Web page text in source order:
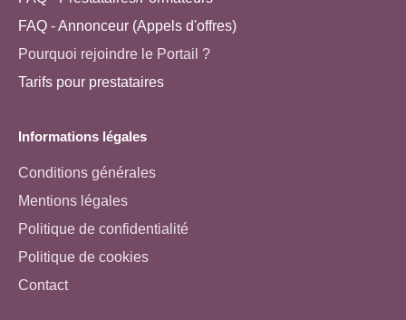
FAQ - Annonceur (Appels d'offres)
Pourquoi rejoindre le Portail ?
Tarifs pour prestataires
Informations légales
Conditions générales
Mentions légales
Politique de confidentialité
Politique de cookies
Contact